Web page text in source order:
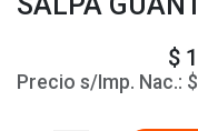
$
Precio s/Imp. Nac.: $